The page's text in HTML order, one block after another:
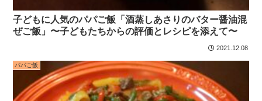
子どもに人気のパパご飯「酒蒸しあさりのバター醤油混
ぜご飯」〜子どもたちからの評価とレシピを添えて〜
2021.12.08
パパご飯